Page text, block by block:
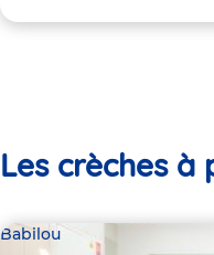
Les crèches à
Babilou